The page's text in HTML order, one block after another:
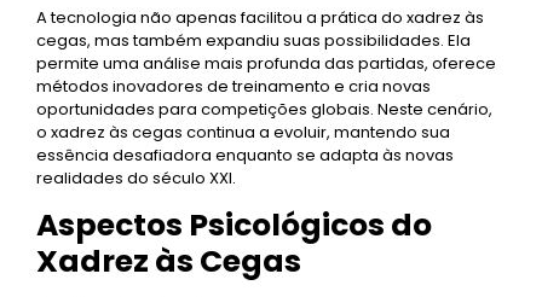
A tecnologia não apenas facilitou a prática do xadrez às
cegas, mas também expandiu suas possibilidades. Ela
permite uma análise mais profunda das partidas, oferece
métodos inovadores de treinamento e cria novas
oportunidades para competições globais. Neste cenário,
o xadrez às cegas continua a evoluir, mantendo sua
essência desafiadora enquanto se adapta às novas
realidades do século XXI.
Aspectos Psicológicos do
Xadrez às Cegas